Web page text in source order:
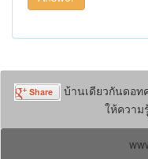
บ้านเดียวกันดอท
ให้ความ